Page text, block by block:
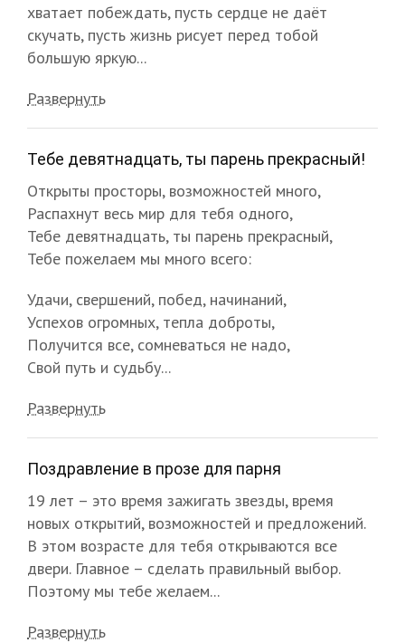
хватает побеждать, пусть сердце не даёт
скучать, пусть жизнь рисует перед тобой
большую яркую...
Развернуть
Тебе девятнадцать, ты парень прекрасный!
Открыты просторы, возможностей много,
Распахнут весь мир для тебя одного,
Тебе девятнадцать, ты парень прекрасный,
Тебе пожелаем мы много всего:
Удачи, свершений, побед, начинаний,
Успехов огромных, тепла доброты,
Получится все, сомневаться не надо,
Свой путь и судьбу...
Развернуть
Поздравление в прозе для парня
19 лет – это время зажигать звезды, время
новых открытий, возможностей и предложений.
В этом возрасте для тебя открываются все
двери. Главное – сделать правильный выбор.
Поэтому мы тебе желаем...
Развернуть